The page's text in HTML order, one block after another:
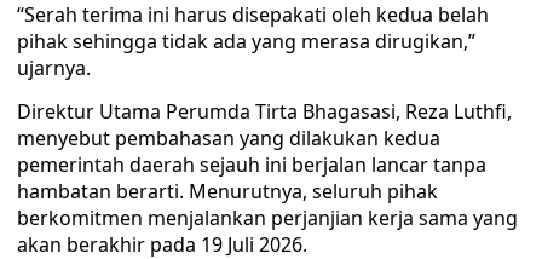
“Serah terima ini harus disepakati oleh kedua belah
pihak sehingga tidak ada yang merasa dirugikan,”
ujarnya.
Direktur Utama Perumda Tirta Bhagasasi, Reza Luthfi,
menyebut pembahasan yang dilakukan kedua
pemerintah daerah sejauh ini berjalan lancar tanpa
hambatan berarti. Menurutnya, seluruh pihak
berkomitmen menjalankan perjanjian kerja sama yang
akan berakhir pada 19 Juli 2026.